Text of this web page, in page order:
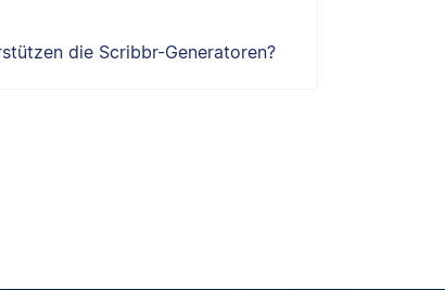
die Scribbr-Generatoren?